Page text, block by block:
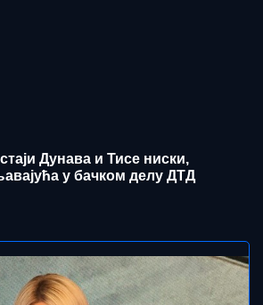
Дунава и Тисе ниски,
у бачком делу ДТД